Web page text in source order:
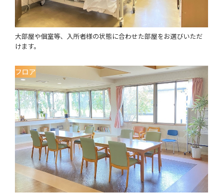
大部屋や個室等、入所者様の状態に合わせた部屋をお選びいただ
けます。
フロア